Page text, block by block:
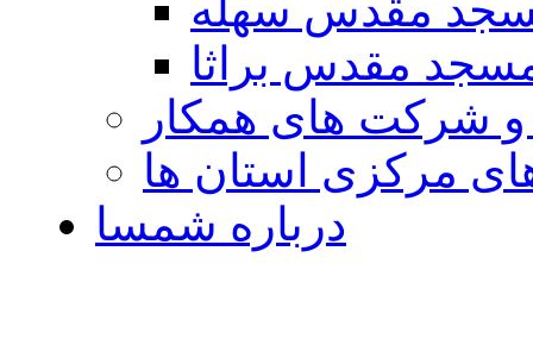
مقدس براثا
و شرکت های همکار
مرکزی استان ها
درباره شمسا